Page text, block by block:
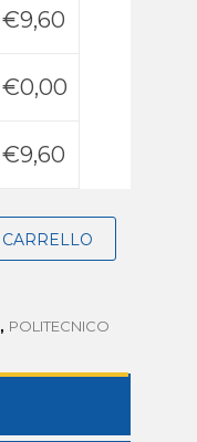
€9,60
€0,00
€9,60
, POLITECNICO